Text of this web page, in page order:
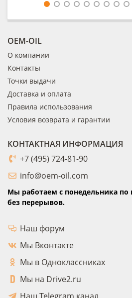
OEM-OIL
О компании
Контакты
Точки выдачи
Доставка и оплата
Правила использования
Условия возврата и гарантии
КОНТАКТНАЯ ИНФОРМАЦИЯ
+7 (495) 724-81-90
info@oem-oil.com
Мы работаем с понедельника по
без перерывов.
Наш форум
Мы Вконтакте
Мы в Одноклассниках
Мы на Drive2.ru